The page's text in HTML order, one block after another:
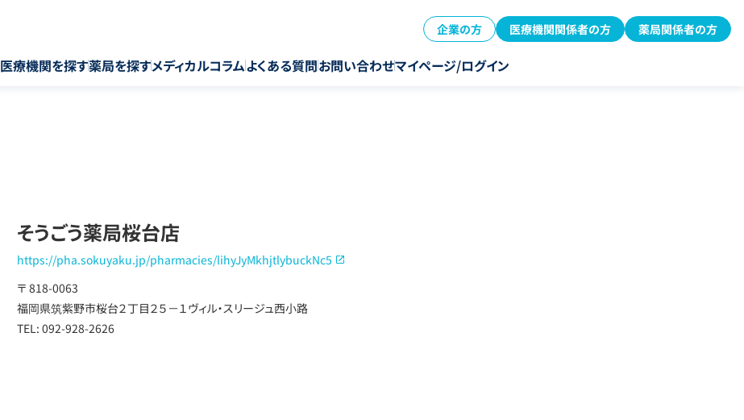
企業の方 医療機関関係者の方 薬局関係者の方
医療機関を探す薬局を探すメディカルコラムよくある質問お問い合わせマイページ/ログイン
そうごう薬局桜台店
https://pha.sokuyaku.jp/pharmacies/lihyJyMkhjtlybuckNc5
〒 818-0063
福岡県筑紫野市桜台２丁目２５－１ヴィル・スリージュ西小路
TEL: 092-928-2626